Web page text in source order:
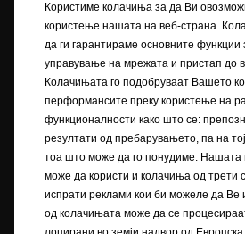
Регистрирајте се на
MyOpel
Побарајте сервис
Контакт
Користиме колачиња за да Ви
користење нашата на веб-страна.
да ги гарантираме основните функции
управување на мрежата и пристап до
Колачињата го подобруваат Вашето
перформансите преку користење на
функционалности како што се:
резултати од пребарувањето, па на
тоа што може да го понудиме. Нашата
може да користи и колачиња од трети
испрати реклами кои би можеле да Ве
од колачињата може да се